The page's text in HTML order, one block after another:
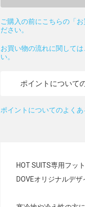
ご購入の前にこちらの「
ださい。
お買い物の流れに関して
い。
ポイントについて
ポイントについてのよく
HOT SUITS専用フッ
DOVEオリジナルデザ